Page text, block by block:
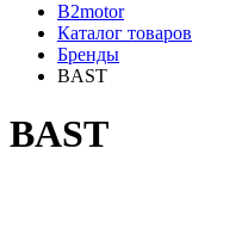
B2motor
Каталог товаров
Бренды
BAST
BAST